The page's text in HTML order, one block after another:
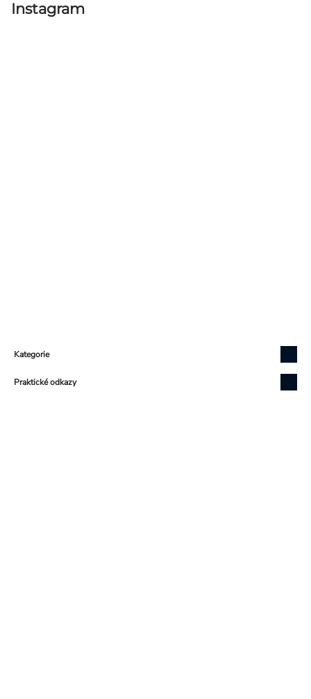
Instagram
Kategorie
Praktické odkazy